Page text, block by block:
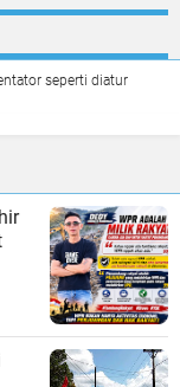
seperti diatur